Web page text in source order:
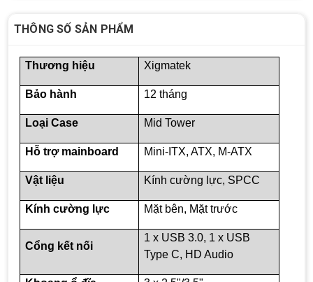
THÔNG SỐ SẢN PHẨM
Thương hiệu Xigmatek
Bảo hành 12 tháng
Loại Case Mid Tower
Hỗ trợ mainboard Mini-ITX, ATX, M-ATX
Vật liệu Kính cường lực, SPCC
Kính cường lực Mặt bên, Mặt trước
Cổng kết nối
1 x USB 3.0, 1 x USB
Type C, HD Audio
với tuổi thơ của game thủ Việt vào những
năm 2000
Top 18 tựa game PC huyền thoại gắn liền với tuổi
thơ của game thủ Việt vào những năm 2000